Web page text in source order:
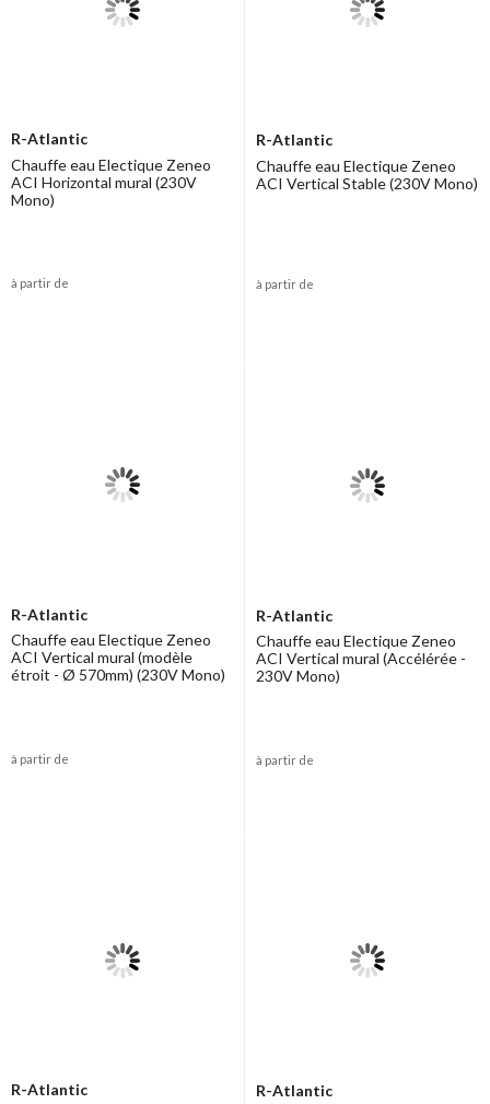
R-Atlantic
Chauffe eau Electique Zeneo
ACI Horizontal mural (230V
Mono)
à partir de
R-Atlantic
Chauffe eau Electique Zeneo
ACI Vertical Stable (230V Mono)
à partir de
R-Atlantic
Chauffe eau Electique Zeneo
ACI Vertical mural (modèle
étroit - Ø 570mm) (230V Mono)
à partir de
R-Atlantic
Chauffe eau Electique Zeneo
ACI Vertical mural (Accélérée -
230V Mono)
à partir de
R-Atlantic
R-Atlantic